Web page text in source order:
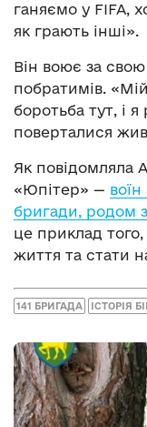
ганяємо у FIFA,
як грають інші».
Він воює за свою
побратимів.
боротьба тут, і
поверталися
Як повідомляла
«Юпітер» —
бригади, родом
це приклад
життя та стати
141 БРИГАДА ІСТОРІЯ